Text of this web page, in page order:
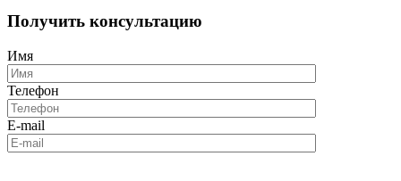
Получить консультацию
Имя
Телефон
E-mail